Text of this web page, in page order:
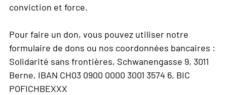
conviction et force.
Pour faire un don, vous pouvez utiliser notre
formulaire de dons ou nos coordonnées bancaires :
Solidarité sans frontières, Schwanengasse 9, 3011
Berne, IBAN CH03 0900 0000 3001 3574 6, BIC
POFICHBEXXX